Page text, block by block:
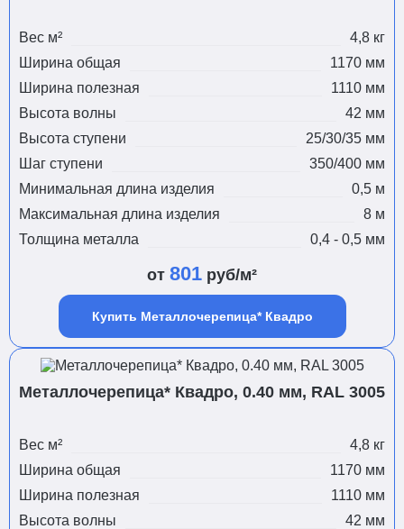
Вес м²
4,8 кг
Ширина общая
1170 мм
Ширина полезная
1110 мм
Высота волны
42 мм
Высота ступени
25/30/35 мм
Шаг ступени
350/400 мм
Минимальная длина изделия
0,5 м
Максимальная длина изделия
8 м
Толщина металла
0,4 - 0,5 мм
от 801 руб/м²
Купить Металлочерепица* Квадро
Металлочерепица* Квадро, 0.40 мм, RAL 3005
Вес м²
4,8 кг
Ширина общая
1170 мм
Ширина полезная
1110 мм
Высота волны
42 мм